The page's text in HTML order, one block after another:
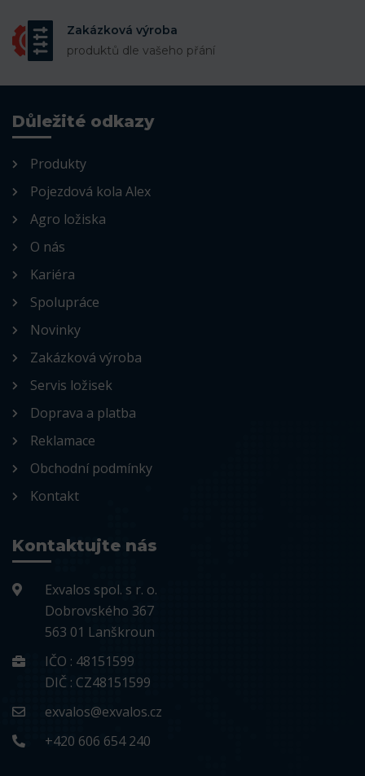
Zakázková výroba
produktů dle vašeho přání
Důležité odkazy
Produkty
Pojezdová kola Alex
Agro ložiska
O nás
Kariéra
Spolupráce
Novinky
Zakázková výroba
Servis ložisek
Doprava a platba
Reklamace
Obchodní podmínky
Kontakt
Kontaktujte nás
Exvalos spol. s r. o.
Dobrovského 367
563 01 Lanškroun
IČO : 48151599
DIČ : CZ48151599
exvalos@exvalos.cz
+420 606 654 240